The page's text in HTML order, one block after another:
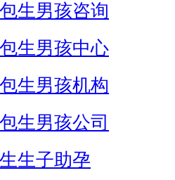
生男孩咨询
生男孩中心
生男孩机构
生男孩公司
生子助孕